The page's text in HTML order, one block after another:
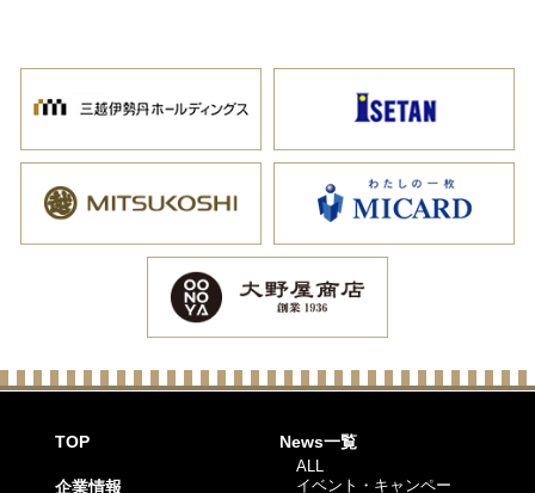
TOP
企業情報
News一覧
ALL
イベント・キャンペー